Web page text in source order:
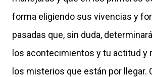
forma eligiendo sus vivencias y
pasadas que, sin duda,
los acontecimientos y tu actitud y
los misterios que están por llegar.